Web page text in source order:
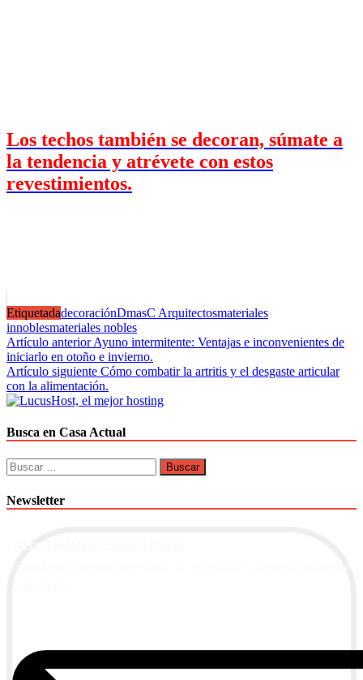
Los techos también se decoran, súmate a
la tendencia y atrévete con estos
revestimientos.
EtiquetadadecoraciónDmasC Arquitectosmateriales
innoblesmateriales nobles
Navegación
de
entradas
Artículo anterior Ayuno intermitente: Ventajas e inconvenientes de
iniciarlo en otoño e invierno.
Artículo siguiente Cómo combatir la artritis y el desgaste articular
con la alimentación.
Busca en Casa Actual
Buscar:
Newsletter